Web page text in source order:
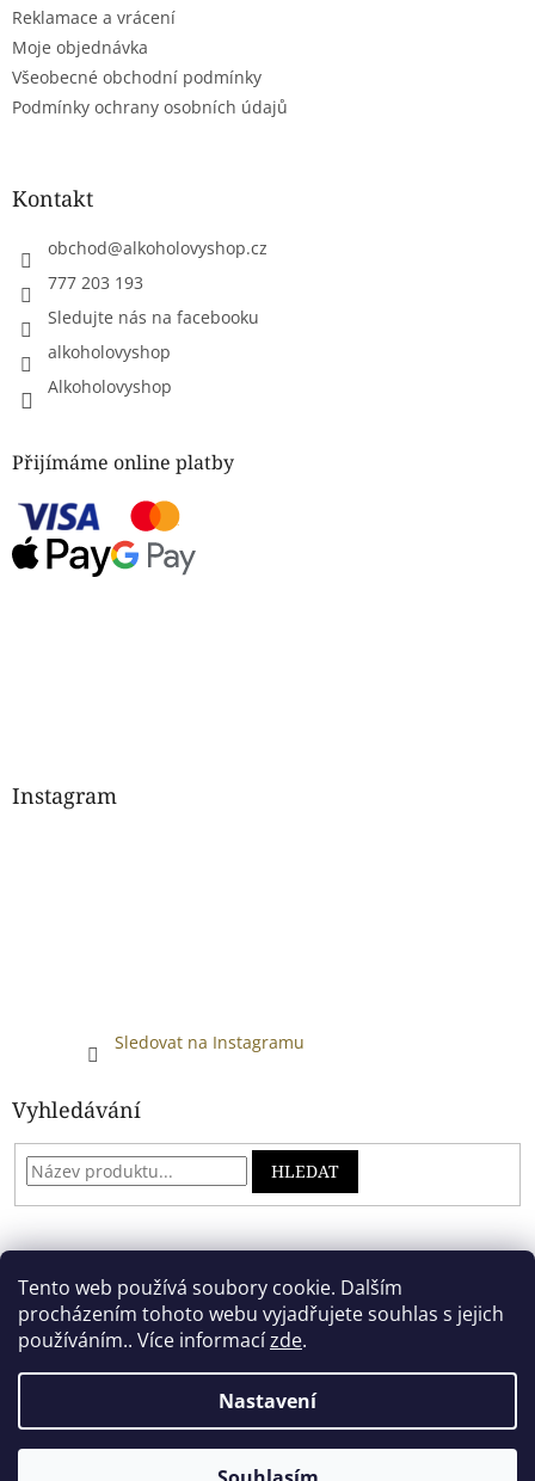
Tento web používá soubory cookie. Dalším
procházením tohoto webu vyjadřujete souhlas s jejich
používáním.. Více informacízde.
Nastavení
p
i
Reklamace a vrácení
Moje objednávka
Všeobecné obchodní podmínky
Podmínky ochrany osobních údajů
Kontakt
obchod@alkoholovyshop.cz
777 203 193
Sledujte nás na facebooku
alkoholovyshop
Alkoholovyshop
Přijímáme online platby
Instagram
Sledovat na Instagramu
Vyhledávání
HLEDAT
Vytvořil Shoptet
Copyright 2026Alkoholový shop. Všechna práva vyhrazena.